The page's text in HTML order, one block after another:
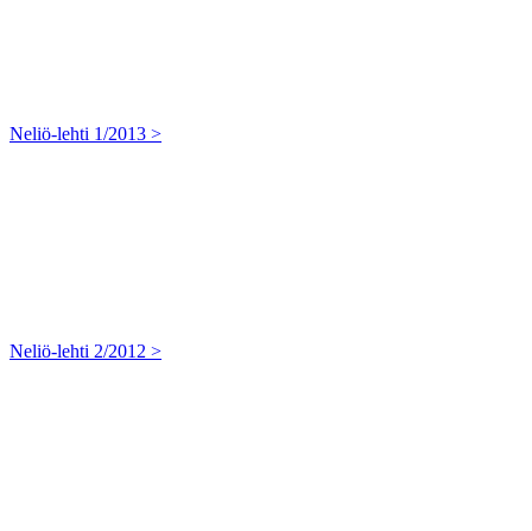
Neliö-lehti 1/2013 >
Neliö-lehti 2/2012 >